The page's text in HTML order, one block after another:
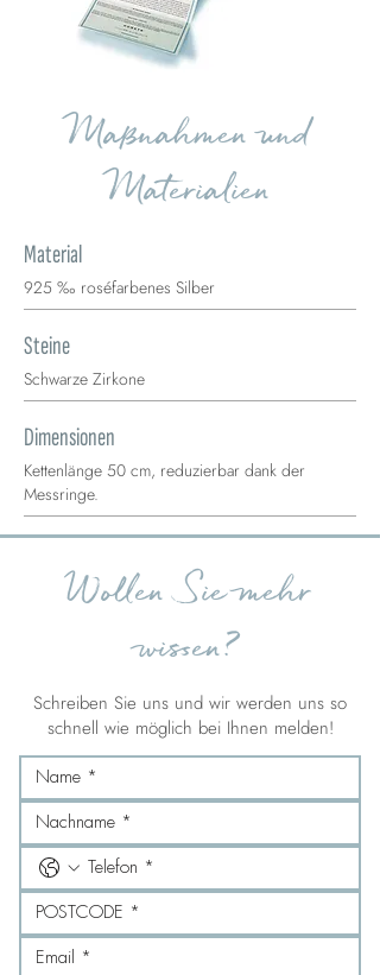
Maßnahmen und
Materialien
Material
925 ‰ roséfarbenes Silber
Steine
Schwarze Zirkone
Dimensionen
Kettenlänge 50 cm, reduzierbar dank der
Messringe.
Wollen Sie mehr
wissen?
Schreiben Sie uns und wir werden uns so
schnell wie möglich bei Ihnen melden!